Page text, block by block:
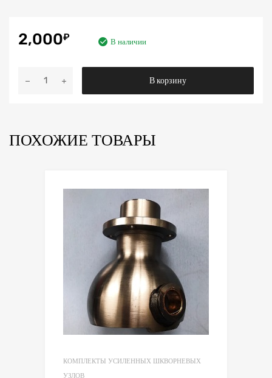
2,000₽ В наличии
В корзину
ПОХОЖИЕ ТОВАРЫ
КОМПЛЕКТЫ УСИЛЕННЫХ ШКВОРНЕВЫХ
УЗЛОВ